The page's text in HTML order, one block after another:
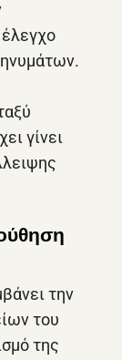
γίνει
την
του
της